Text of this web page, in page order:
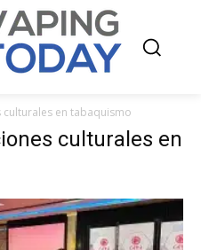
culturales en tabaquismo
culturales en